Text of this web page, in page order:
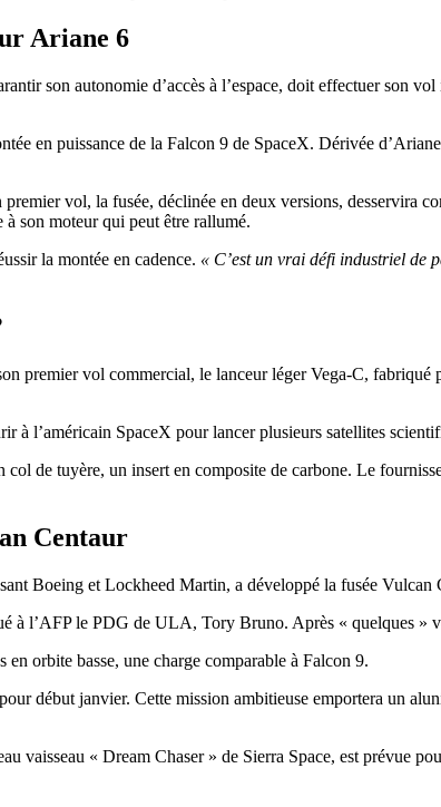
Ariane 6
son autonomie d’accès à l’espace, doit effectuer son
en puissance de la Falcon 9 de SpaceX. Dérivée
vol, la fusée, déclinée en deux versions, desservira
son moteur qui peut être rallumé.
la montée en cadence. « C’est un vrai défi industriel de
premier vol commercial, le lanceur léger Vega-C,
à l’américain SpaceX pour lancer plusieurs satellites
de tuyère, un insert en composite de carbone. Le
Centaur
Boeing et Lockheed Martin, a développé la fusée Vulcan
à l’AFP le PDG de ULA, Tory Bruno. Après « quelques »
orbite basse, une charge comparable à Falcon 9.
début janvier. Cette mission ambitieuse emportera un
vaisseau « Dream Chaser » de Sierra Space, est prévue